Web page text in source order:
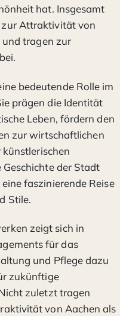
hat. Insgesamt
Attraktivität von
und tragen zur
bedeutende Rolle im
prägen die Identität
Leben, fördern den
zur wirtschaftlichen
der Stadt
faszinierende Reise
Stile.
zeigt sich in
für das
und Pflege dazu
zukünftige
zuletzt tragen
von Aachen als